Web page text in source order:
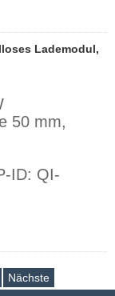
Lademodul,
50 mm,
ID: QI-
Nächste